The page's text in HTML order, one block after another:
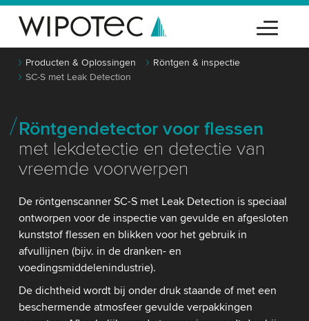
Producten & Oplossingen
Röntgen & inspectie
SC-S met Leak Detection
Röntgendetector voor flessen
met lekdetectie en detectie van
vreemde voorwerpen
De röntgenscanner SC-S met Leak Detection is speciaal
ontworpen voor de inspectie van gevulde en afgesloten
kunststof flessen en blikken voor het gebruik in
afvullijnen (bijv. in de dranken- en
voedingsmiddelenindustrie).
De dichtheid wordt bij onder druk staande of met een
beschermende atmosfeer gevulde verpakkingen